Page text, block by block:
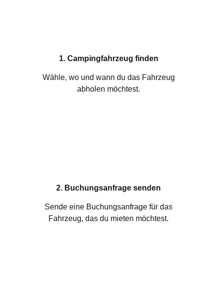
1. Campingfahrzeug finden
Wähle, wo und wann du das Fahrzeug
abholen möchtest.
2. Buchungsanfrage senden
Sende eine Buchungsanfrage für das
Fahrzeug, das du mieten möchtest.